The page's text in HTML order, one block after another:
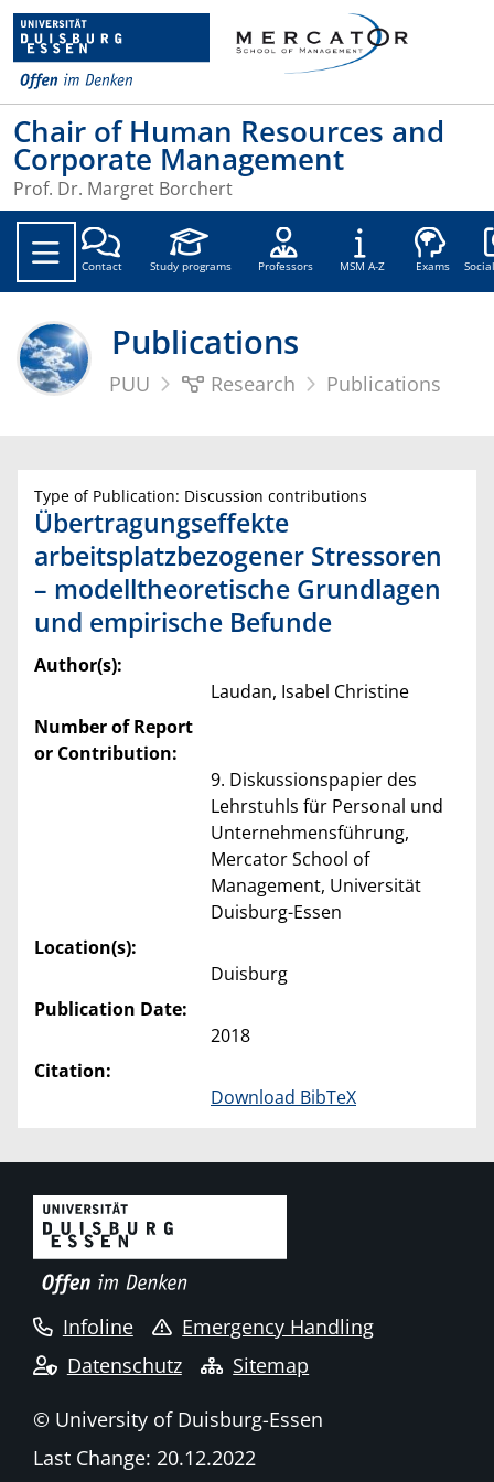
Chair of Human Resources and
Corporate Management
Prof. Dr. Margret Borchert
Contact Study programs Professors MSM A-Z Exams
Publications
PUU Research Publications
Type of Publication: Discussion contributions
Übertragungseffekte
arbeitsplatzbezogener Stressoren
– modelltheoretische Grundlagen
und empirische Befunde
Author(s):
Laudan, Isabel Christine
Number of Report
or Contribution:
9. Diskussionspapier des
Lehrstuhls für Personal und
Unternehmensführung,
Mercator School of
Management, Universität
Duisburg-Essen
Location(s):
Duisburg
Publication Date:
2018
Citation:
Download BibTeX
Infoline
Emergency Handling
Datenschutz
Sitemap
© University of Duisburg-Essen
Last Change: 20.12.2022